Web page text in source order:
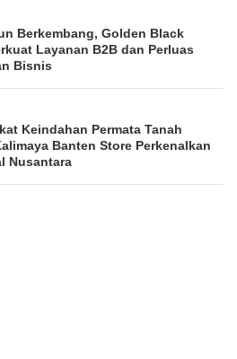
Berkembang, Golden Black
Layanan B2B dan Perluas
Bisnis
Keindahan Permata Tanah
Banten Store Perkenalkan
Nusantara